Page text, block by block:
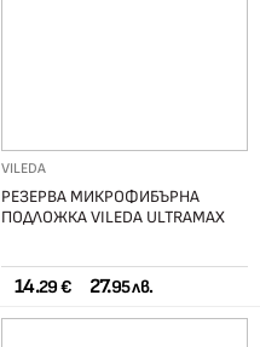
VILEDA
РЕЗЕРВА МИКРОФИБЪРНА
ПОДЛОЖКА VILEDA ULTRAMAX
14.29 € 27.95 лв.